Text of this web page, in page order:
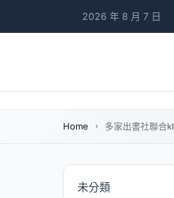
2026 年 8 月 7 日
Home 多家出書社聯合
未分類